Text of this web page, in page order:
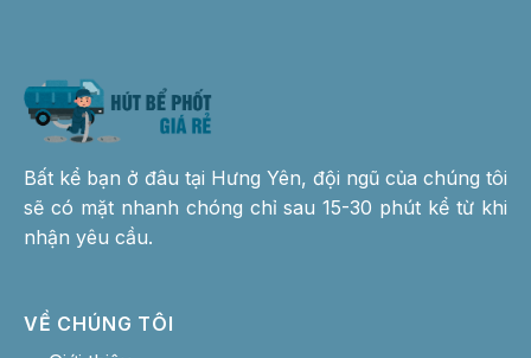
Bất kể bạn ở đâu tại Hưng Yên, đội ngũ của chúng tôi
sẽ có mặt nhanh chóng chỉ sau 15-30 phút kể từ khi
nhận yêu cầu.
VỀ CHÚNG TÔI